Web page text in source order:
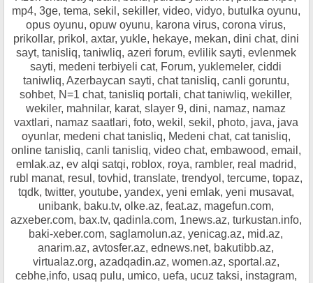
mp4, 3ge, tema, sekil, sekiller, video, vidyo, butulka oyunu,
opus oyunu, opuw oyunu, karona virus, corona virus,
prikollar, prikol, axtar, yukle, hekaye, mekan, dini chat, dini
sayt, tanisliq, taniwliq, azeri forum, evlilik sayti, evlenmek
sayti, medeni terbiyeli cat, Forum, yuklemeler, ciddi
taniwliq, Azerbaycan sayti, chat tanisliq, canli goruntu,
sohbet, N=1 chat, tanisliq portali, chat taniwliq, wekiller,
wekiler, mahnilar, karat, slayer 9, dini, namaz, namaz
vaxtlari, namaz saatlari, foto, wekil, sekil, photo, java, java
oyunlar, medeni chat tanisliq, Medeni chat, cat tanisliq,
online tanisliq, canli tanisliq, video chat, embawood, email,
emlak.az, ev alqi satqi, roblox, roya, rambler, real madrid,
rubl manat, resul, tovhid, translate, trendyol, tercume, topaz,
tqdk, twitter, youtube, yandex, yeni emlak, yeni musavat,
unibank, baku.tv, olke.az, feat.az, magefun.com,
azxeber.com, bax.tv, qadinla.com, 1news.az, turkustan.info,
baki-xeber.com, saglamolun.az, yenicag.az, mid.az,
anarim.az, avtosfer.az, ednews.net, bakutibb.az,
virtualaz.org, azadqadin.az, women.az, sportal.az,
cebhe,info, usaq pulu, umico, uefa, ucuz taksi, instagram,